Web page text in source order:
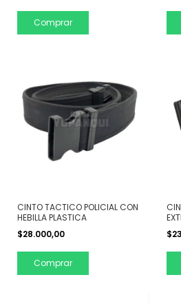
Comprar
CINTO TACTICO POLICIAL CON
HEBILLA PLASTICA
$28.000,00
Comprar